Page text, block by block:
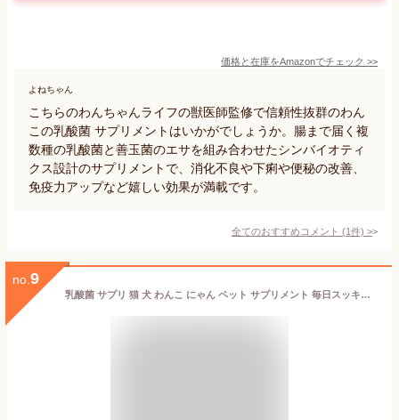
価格と在庫をAmazonでチェック >>
よねちゃん
こちらのわんちゃんライフの獣医師監修で信頼性抜群のわん
この乳酸菌 サプリメントはいかがでしょうか。腸まで届く複
数種の乳酸菌と善玉菌のエサを組み合わせたシンバイオティ
クス設計のサプリメントで、消化不良や下痢や便秘の改善、
免疫力アップなど嬉しい効果が満載です。
全てのおすすめコメント (1件) >
no. 9
乳酸菌 サプリ 猫 犬 わんこ にゃん ペット サプリメント 毎日スッキリ 顆粒 送料無料 ナノ型乳酸菌 ビフィズス菌 オリゴ糖 日本産 おなかの健康 免疫調整 口内環境 腸活 皮毛向上 すごい乳酸菌の量 pet cat dog プラチナ乳酸菌5000α 5包入×2